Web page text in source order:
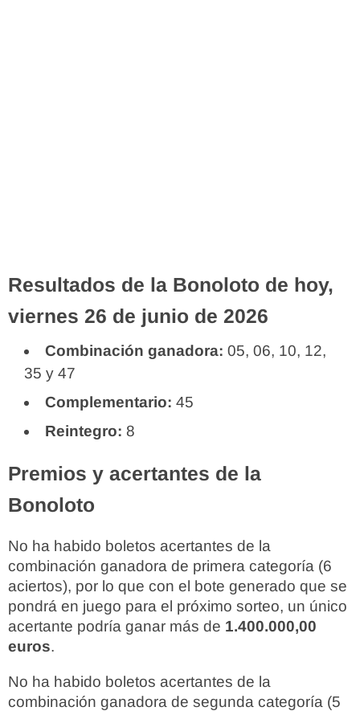
Resultados de la Bonoloto de hoy,
viernes 26 de junio de 2026
Combinación ganadora: 05, 06, 10, 12,
35 y 47
Complementario: 45
Reintegro: 8
Premios y acertantes de la
Bonoloto
No ha habido boletos acertantes de la
combinación ganadora de primera categoría (6
aciertos), por lo que con el bote generado que se
pondrá en juego para el próximo sorteo, un único
acertante podría ganar más de 1.400.000,00
euros.
No ha habido boletos acertantes de la
combinación ganadora de segunda categoría (5